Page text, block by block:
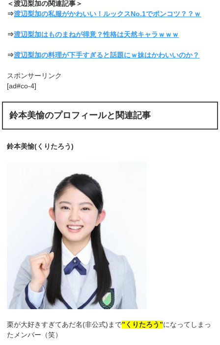
＜渡辺梨加の関連記事＞
⇒渡辺梨加の私服がかわいい！ルックスNo.1でポンコツ？？ｗ
⇒渡辺梨加はものまねが得意？性格は天然キャラｗｗｗ
⇒渡辺梨加の料理が下手すぎると話題にｗ妹はかわいいのか？
スポンサーリンク
[ad#co-4]
鈴本美愉のプロフィールと関連記事
鈴本美愉(くりたろう)
栗が大好きすぎてあだ名(非公式)まで”くりたろう”になってしまっ
たメンバー（笑）